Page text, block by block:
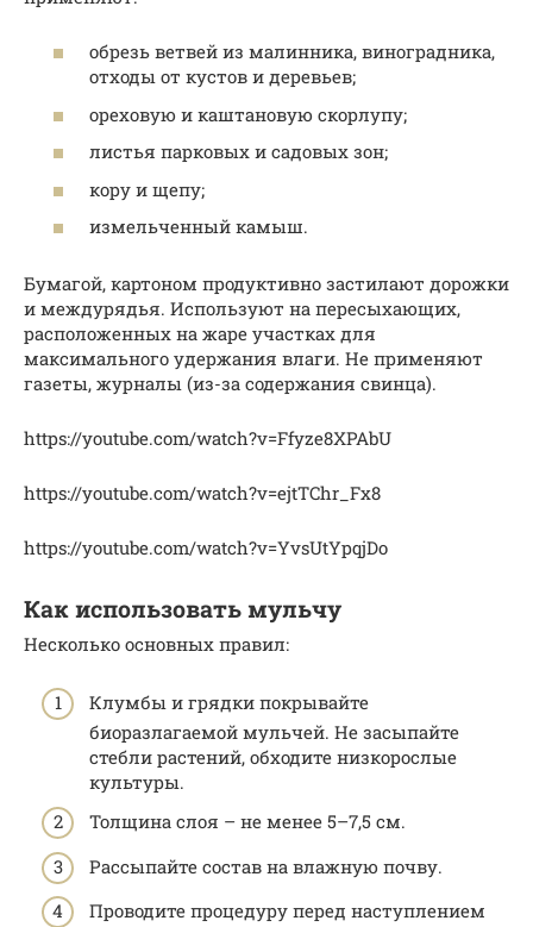
обрезь ветвей из малинника, виноградника,
отходы от кустов и деревьев;
ореховую и каштановую скорлупу;
листья парковых и садовых зон;
кору и щепу;
измельченный камыш.
Бумагой, картоном продуктивно застилают дорожки
и междурядья. Используют на пересыхающих,
расположенных на жаре участках для
максимального удержания влаги. Не применяют
газеты, журналы (из-за содержания свинца).
https://youtube.com/watch?v=Ffyze8XPAbU
https://youtube.com/watch?v=ejtTChr_Fx8
https://youtube.com/watch?v=YvsUtYpqjDo
Как использовать мульчу
Несколько основных правил:
Клумбы и грядки покрывайте
биоразлагаемой мульчей. Не засыпайте
стебли растений, обходите низкорослые
культуры.
Толщина слоя – не менее 5–7,5 см.
Рассыпайте состав на влажную почву.
Проводите процедуру перед наступлением